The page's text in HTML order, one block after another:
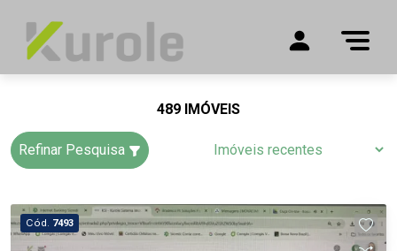
489 IMÓVEIS
Refinar Pesquisa
Cód. 7493